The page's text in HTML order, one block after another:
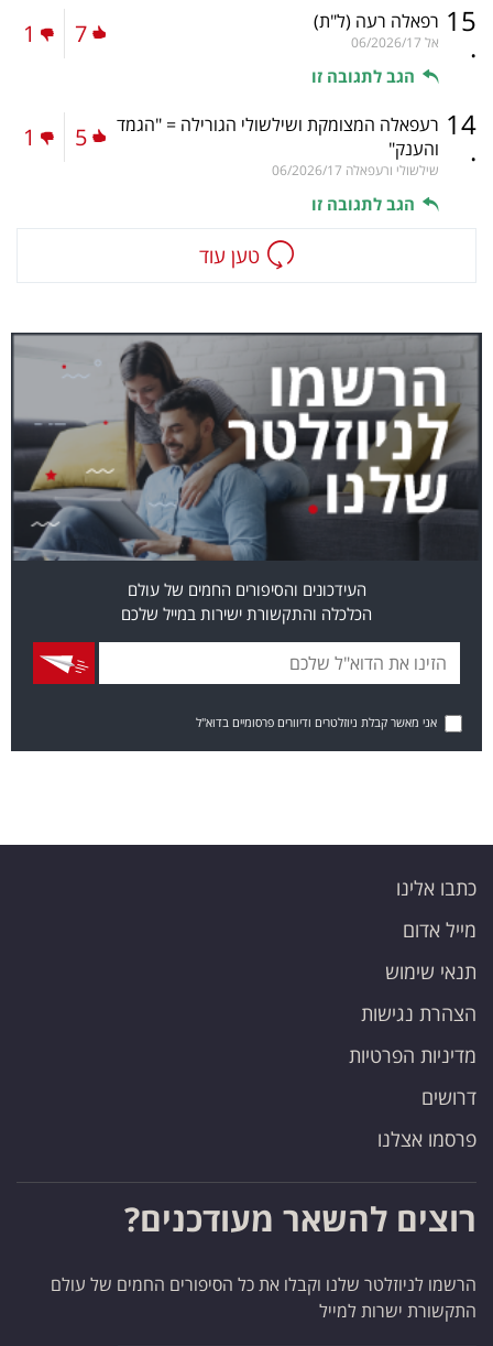
15
.
רפאלה רעה (ל"ת)
אל 06/2026/17
הגב לתגובה זו
7
1
14
.
רעפאלה המצומקת ושילשולי הגורילה = "הגמד
והענק"
שילשולי ורעפאלה 06/2026/17
הגב לתגובה זו
5
1
טען עוד
העידכונים והסיפורים החמים של עולם
הכלכלה והתקשורת ישירות במייל שלכם
אני מאשר קבלת ניוזלטרים ודיוורים פרסומיים בדוא"ל
כתבו אלינו
מייל אדום
תנאי שימוש
הצהרת נגישות
מדיניות הפרטיות
דרושים
פרסמו אצלנו
רוצים להשאר מעודכנים?
הרשמו לניוזלטר שלנו וקבלו את כל הסיפורים החמים של עולם
התקשורת ישרות למייל